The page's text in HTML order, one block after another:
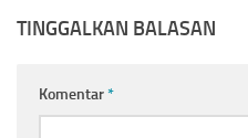
TINGGALKAN BALASAN
Komentar*